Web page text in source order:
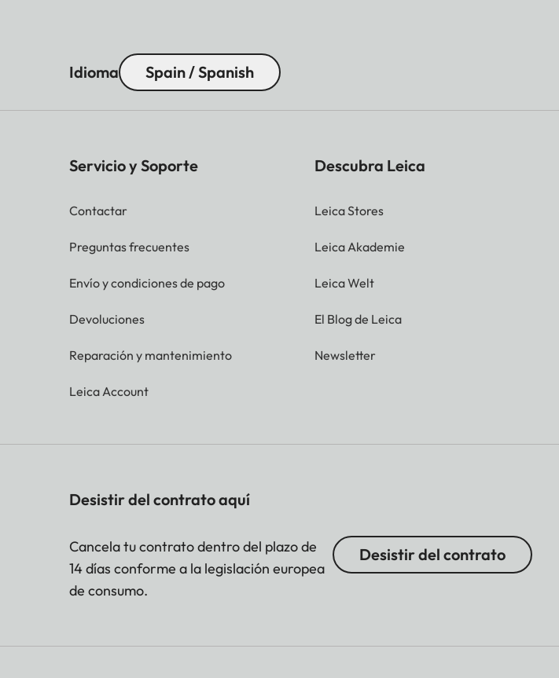
Idioma Spain / Spanish
Servicio y Soporte
Contactar
Preguntas frecuentes
Envío y condiciones de pago
Devoluciones
Reparación y mantenimiento
Leica Account
Descubra Leica
Leica Stores
Leica Akademie
Leica Welt
El Blog de Leica
Newsletter
Desistir del contrato aquí
Cancela tu contrato dentro del plazo de
14 días conforme a la legislación europea
de consumo.
Desistir del contrato